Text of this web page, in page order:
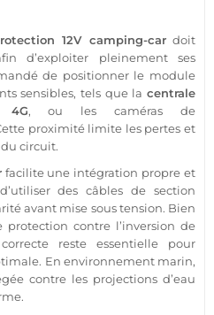
12V camping-cardoit
d’exploiter pleinement ses
de positionner le module
sensibles, tels que la centrale
4G, ou les caméras de
proximité limite les pertes et
circuit.
facilite une intégration propre et
des câbles de section
avant mise sous tension. Bien
protection contre l’inversion de
reste essentielle pour
En environnement marin,
contre les projections d’eau